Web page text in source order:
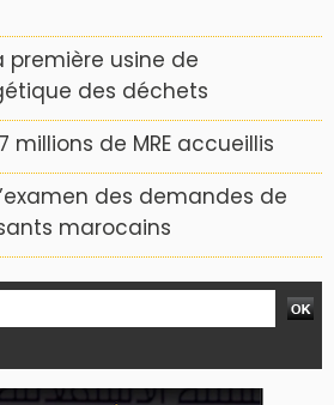
première usine de
des déchets
millions de MRE accueillis
des demandes de
marocains